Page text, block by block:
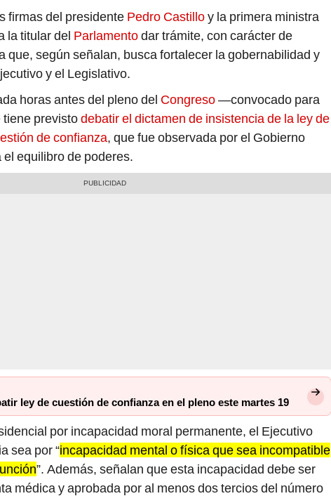
firmas del presidente Pedro Castilloy la primera ministra
la titular del Parlamentodar trámite, con carácter de
que, según señalan, busca fortalecer la gobernabilidad y
y el Legislativo.
horas antes del pleno del Congreso—convocado para
previstodebatir el dictamen de insistencia de la ley de
de confianza, que fue observada por el Gobierno
equilibro de poderes.
ley de cuestión de confianza en el pleno este martes 19
por incapacidad moral permanente, el Ejecutivo
sea por “incapacidad mental o física que sea incompatible
”. Además, señalan que esta incapacidad debe ser
médica y aprobada por al menos dos tercios del número